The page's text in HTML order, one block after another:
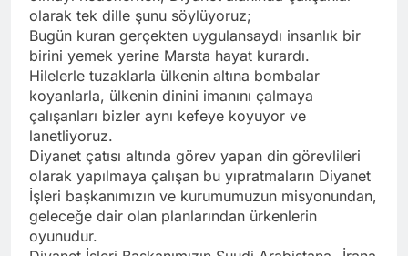
olarak tek dille şunu söylüyoruz;
Bugün kuran gerçekten uygulansaydı insanlık bir
birini yemek yerine Marsta hayat kurardı.
Hilelerle tuzaklarla ülkenin altına bombalar
koyanlarla, ülkenin dinini imanını çalmaya
çalışanları bizler aynı kefeye koyuyor ve
lanetliyoruz.
Diyanet çatısı altında görev yapan din görevlileri
olarak yapılmaya çalışan bu yıpratmaların Diyanet
İşleri başkanımızın ve kurumumuzun misyonundan,
geleceğe dair olan planlarından ürkenlerin
oyunudur.